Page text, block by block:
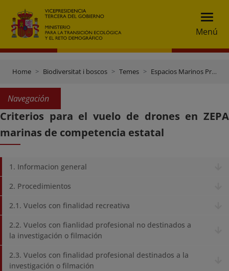
Menú
Home Biodiversitat i boscos Temes Espacios Marinos Protegidos
Navegación
Criterios para el vuelo de drones en ZEPA
marinas de competencia estatal
1. Informacion general
2. Procedimientos
2.1. Vuelos con finalidad recreativa
2.2. Vuelos con fianlidad profesional no destinados a
la investigación o filmación
2.3. Vuelos con finalidad profesional destinados a la
investigación o filmación